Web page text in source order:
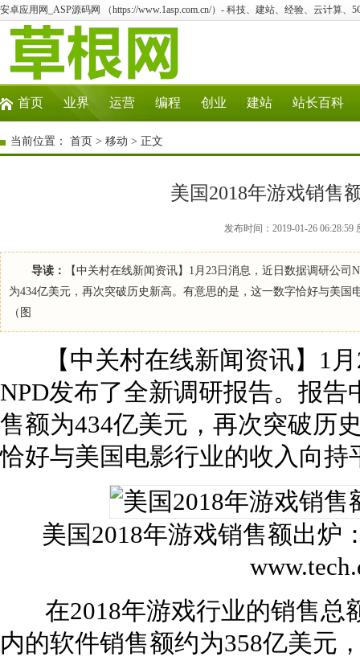
安卓应用网_ASP源码网 （https://www.1asp.com.cn/）- 科技、建站、经验、云计算、
首页 业界 运营 编程 创业 建站 站长百科
当前位置： 首页 > 移动 > 正文
美国2018年游戏销售
发布时间：2019-01-26
导读：
【中关村在线新闻资讯】1月23日消息，近日数据调研公
为434亿美元，再次突破历史新高。有意思的是，这一数字恰好与美
（图
【中关村在线新闻资讯】1月
NPD发布了全新调研报告。报
售额为434亿美元，再次突破历
恰好与美国电影行业的收入向持
美国2018年游戏销售额出炉
在2018年游戏行业的销售总
内的软件销售额约为358亿美元